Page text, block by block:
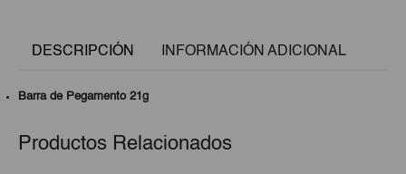
DESCRIPCIÓN INFORMACIÓN ADICIONAL
Barra de Pegamento 21g
Productos Relacionados